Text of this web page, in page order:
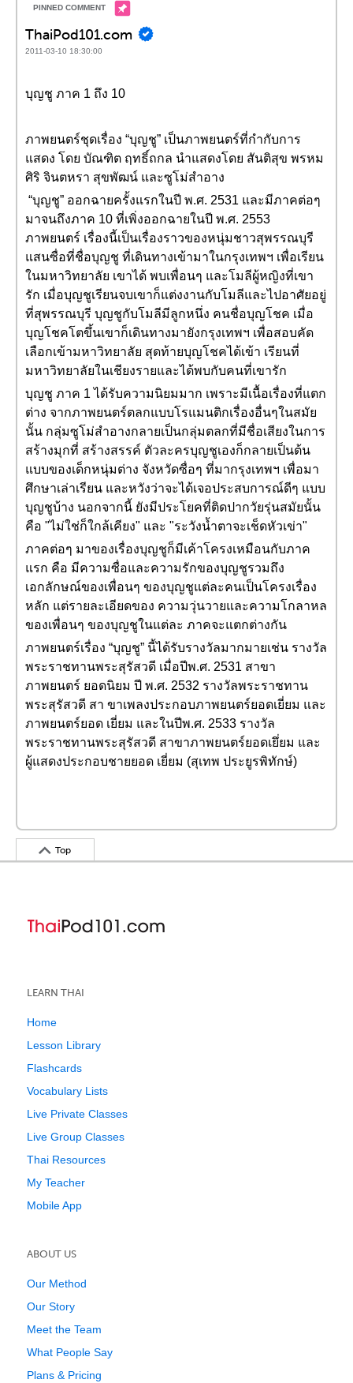
ThaiPod101.com
2011-03-10 18:30:00
บุญชู ภาค 1 ถึง 10
ภาพยนตร์ชุดเรื่อง “บุญชู” เป็นภาพยนตร์ที่กำกับการ
แสดง โดย บัณฑิต ฤทธิ์ถกล นำแสดงโดย สันติสุข พรหม
ศิริ จินตหรา สุขพัฒน์ และซูโม่สำอาง
“บุญชู” ออกฉายครั้งแรกในปี พ.ศ. 2531 และมีภาคต่อๆ
มาจนถึงภาค 10 ที่เพิ่งออกฉายในปี พ.ศ. 2553
ภาพยนตร์ เรื่องนี้เป็นเรื่องราวของหนุ่มชาวสุพรรณบุรี
แสนซื่อที่ชื่อบุญชู ที่เดินทางเข้ามาในกรุงเทพฯ เพื่อเรียน
ในมหาวิทยาลัย เขาได้ พบเพื่อนๆ และโมลีผู้หญิงที่เขา
รัก เมื่อบุญชูเรียนจบเขาก็แต่งงานกับโมลีและไปอาศัยอยู่
ที่สุพรรณบุรี บุญชูกับโมลีมีลูกหนึ่ง คนชื่อบุญโชค เมื่อ
บุญโชคโตขึ้นเขาก็เดินทางมายังกรุงเทพฯ เพื่อสอบคัด
เลือกเข้ามหาวิทยาลัย สุดท้ายบุญโชคได้เข้า เรียนที่
มหาวิทยาลัยในเชียงรายและได้พบกับคนที่เขารัก
บุญชู ภาค 1 ได้รับความนิยมมาก เพราะมีเนื้อเรื่องที่แตก
ต่าง จากภาพยนตร์ตลกแบบโรแมนติกเรื่องอื่นๆในสมัย
นั้น กลุ่มซูโม่สำอางกลายเป็นกลุ่มตลกที่มีชื่อเสียงในการ
สร้างมุกที่ สร้างสรรค์ ตัวละครบุญชูเองก็กลายเป็นต้น
แบบของเด็กหนุ่มต่าง จังหวัดซื่อๆ ที่มากรุงเทพฯ เพื่อมา
ศึกษาเล่าเรียน และหวังว่าจะได้เจอประสบการณ์ดีๆ แบบ
บุญชูบ้าง นอกจากนี้ ยังมีประโยคที่ติดปากวัยรุ่นสมัยนั้น
คือ "ไม่ใช่ก็ใกล้เคียง" และ "ระวังน้ำตาจะเช็ดหัวเข่า"
ภาคต่อๆ มาของเรื่องบุญชูก็มีเค้าโครงเหมือนกับภาค
แรก คือ มีความซื่อและความรักของบุญชูรวมถึง
เอกลักษณ์ของเพื่อนๆ ของบุญชูแต่ละคนเป็นโครงเรื่อง
หลัก แต่รายละเอียดของ ความวุ่นวายและความโกลาหล
ของเพื่อนๆ ของบุญชูในแต่ละ ภาคจะแตกต่างกัน
ภาพยนตร์เรื่อง “บุญชู” นี้ได้รับรางวัลมากมายเช่น รางวัล
พระราชทานพระสุรัสวดี เมื่อปีพ.ศ. 2531 สาขา
ภาพยนตร์ ยอดนิยม ปี พ.ศ. 2532 รางวัลพระราชทาน
พระสุรัสวดี สา ขาเพลงประกอบภาพยนตร์ยอดเยี่ยม และ
ภาพยนตร์ยอด เยี่ยม และในปีพ.ศ. 2533 รางวัล
พระราชทานพระสุรัสวดี สาขาภาพยนตร์ยอดเยึ่ยม และ
ผู้แสดงประกอบชายยอด เยี่ยม (สุเทพ ประยูรพิทักษ์)
Top
LEARN THAI
Home
Lesson Library
Flashcards
Vocabulary Lists
Live Private Classes
Live Group Classes
Thai Resources
My Teacher
Mobile App
ABOUT US
Our Method
Our Story
Meet the Team
What People Say
Plans & Pricing